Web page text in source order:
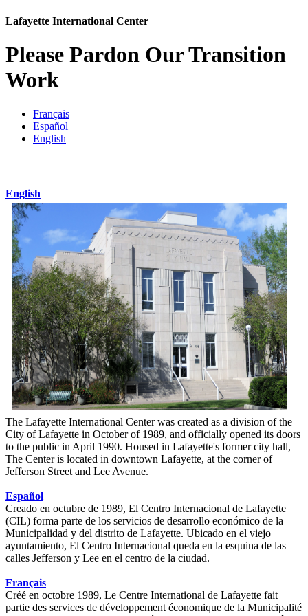
Lafayette International Center
Please Pardon Our Transition
Work
Français
Español
English
English
The Lafayette International Center was created as a division of the
City of Lafayette in October of 1989, and officially opened its doors
to the public in April 1990. Housed in Lafayette's former city hall,
The Center is located in downtown Lafayette, at the corner of
Jefferson Street and Lee Avenue.
Español
Creado en octubre de 1989, El Centro Internacional de Lafayette
(CIL) forma parte de los servicios de desarrollo económico de la
Municipalidad y del distrito de Lafayette. Ubicado en el viejo
ayuntamiento, El Centro Internacional queda en la esquina de las
calles Jefferson y Lee en el centro de la ciudad.
Français
Créé en octobre 1989, Le Centre International de Lafayette fait
partie des services de développement économique de la Municipalité